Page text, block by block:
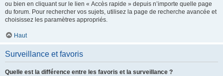
ou bien en cliquant sur le lien « Accès rapide » depuis n’importe quelle page
du forum. Pour rechercher vos sujets, utilisez la page de recherche avancée et
choisissez les paramètres appropriés.
Haut
Surveillance et favoris
Quelle est la différence entre les favoris et la surveillance ?